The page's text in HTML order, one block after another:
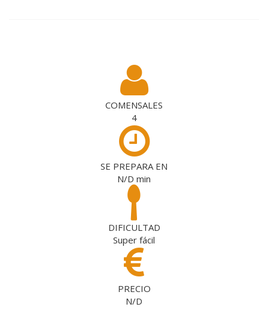
COMENSALES
4
SE PREPARA EN
N/D min
DIFICULTAD
Super fácil
PRECIO
N/D